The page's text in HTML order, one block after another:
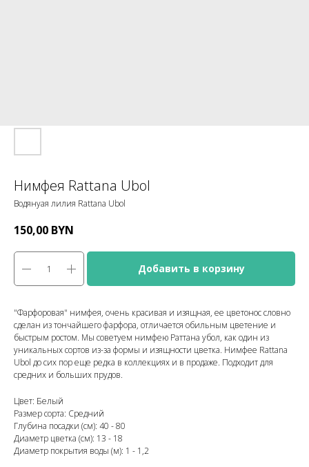
Нимфея Rattana Ubol
Водянуая лилия Rattana Ubol
150,00 BYN
Добавить в корзину
"Фарфоровая" нимфея, очень красивая и изящная, ее цветонос словно
сделан из тончайшего фарфора, отличается обильным цветение и
быстрым ростом. Мы советуем нимфею Раттана убол, как один из
уникальных сортов из-за формы и изящности цветка. Нимфее Rattana
Ubol до сих пор еще редка в коллекциях и в продаже. Подходит для
средних и больших прудов.
Цвет: Белый
Размер сорта: Средний
Глубина посадки (см): 40 - 80
Диаметр цветка (см): 13 - 18
Диаметр покрытия воды (м): 1 - 1,2